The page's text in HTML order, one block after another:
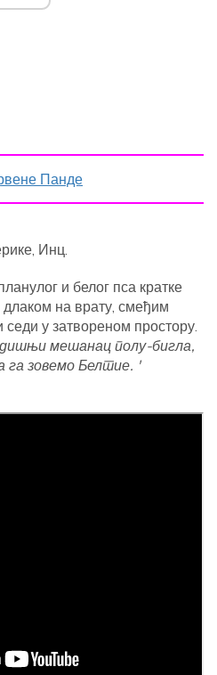
Панде
Инц.
мешанац полу-бигла,
га зовемо Белтие. '